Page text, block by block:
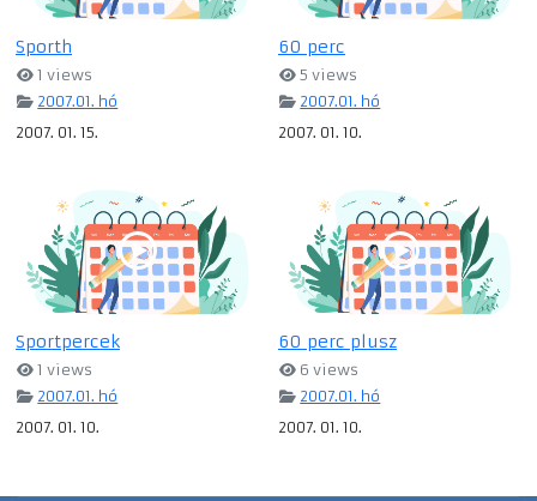
Sporth
1 views
2007.01. hó
2007. 01. 15.
60 perc
5 views
2007.01. hó
2007. 01. 10.
Sportpercek
1 views
2007.01. hó
2007. 01. 10.
60 perc plusz
6 views
2007.01. hó
2007. 01. 10.